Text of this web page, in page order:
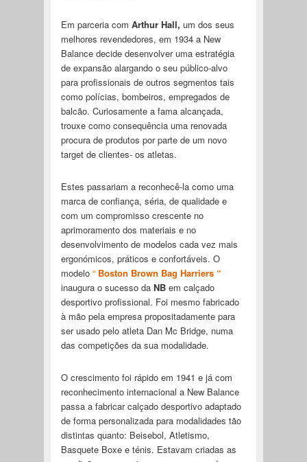
Em parceria com Arthur Hall, um dos seus
melhores revendedores, em 1934 a New
Balance decide desenvolver uma estratégia
de expansão alargando o seu público-alvo
para profissionais de outros segmentos tais
como polícias, bombeiros, empregados de
balcão. Curiosamente a fama alcançada,
trouxe como consequência uma renovada
procura de produtos por parte de um novo
target de clientes- os atletas.
Estes passariam a reconhecê-la como uma
marca de confiança, séria, de qualidade e
com um compromisso crescente no
aprimoramento dos materiais e no
desenvolvimento de modelos cada vez mais
ergonómicos, práticos e confortáveis. O
modelo “Boston Brown Bag Harriers “
inaugura o sucesso da NBem calçado
desportivo profissional. Foi mesmo fabricado
à mão pela empresa propositadamente para
ser usado pelo atleta Dan Mc Bridge, numa
das competições da sua modalidade.
O crescimento foi rápido em 1941 e já com
reconhecimento internacional a New Balance
passa a fabricar calçado desportivo adaptado
de forma personalizada para modalidades tão
distintas quanto: Beisebol, Atletismo,
Basquete Boxe e ténis. Estavam criadas as